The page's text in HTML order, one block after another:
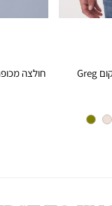
חולצה עם שרוולים ארוכים ולוגו רקום Greg